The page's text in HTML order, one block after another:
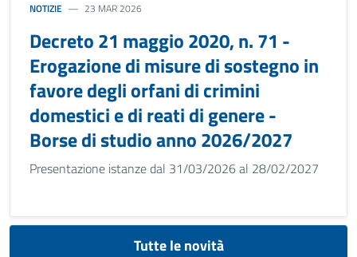
NOTIZIE 23 MAR 2026
Decreto 21 maggio 2020, n. 71 -
Erogazione di misure di sostegno in
favore degli orfani di crimini
domestici e di reati di genere -
Borse di studio anno 2026/2027
Presentazione istanze dal 31/03/2026 al 28/02/2027
Tutte le novità